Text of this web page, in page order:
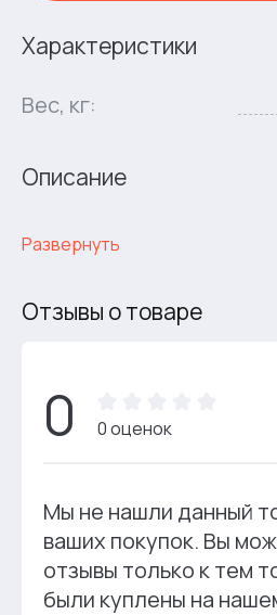
Характеристики
Вес, кг:
Описание
Развернуть
Отзывы о товаре
0 0 оценок
Мы не нашли данный
ваших покупок. Вы
отзывы только к тем
были куплены на